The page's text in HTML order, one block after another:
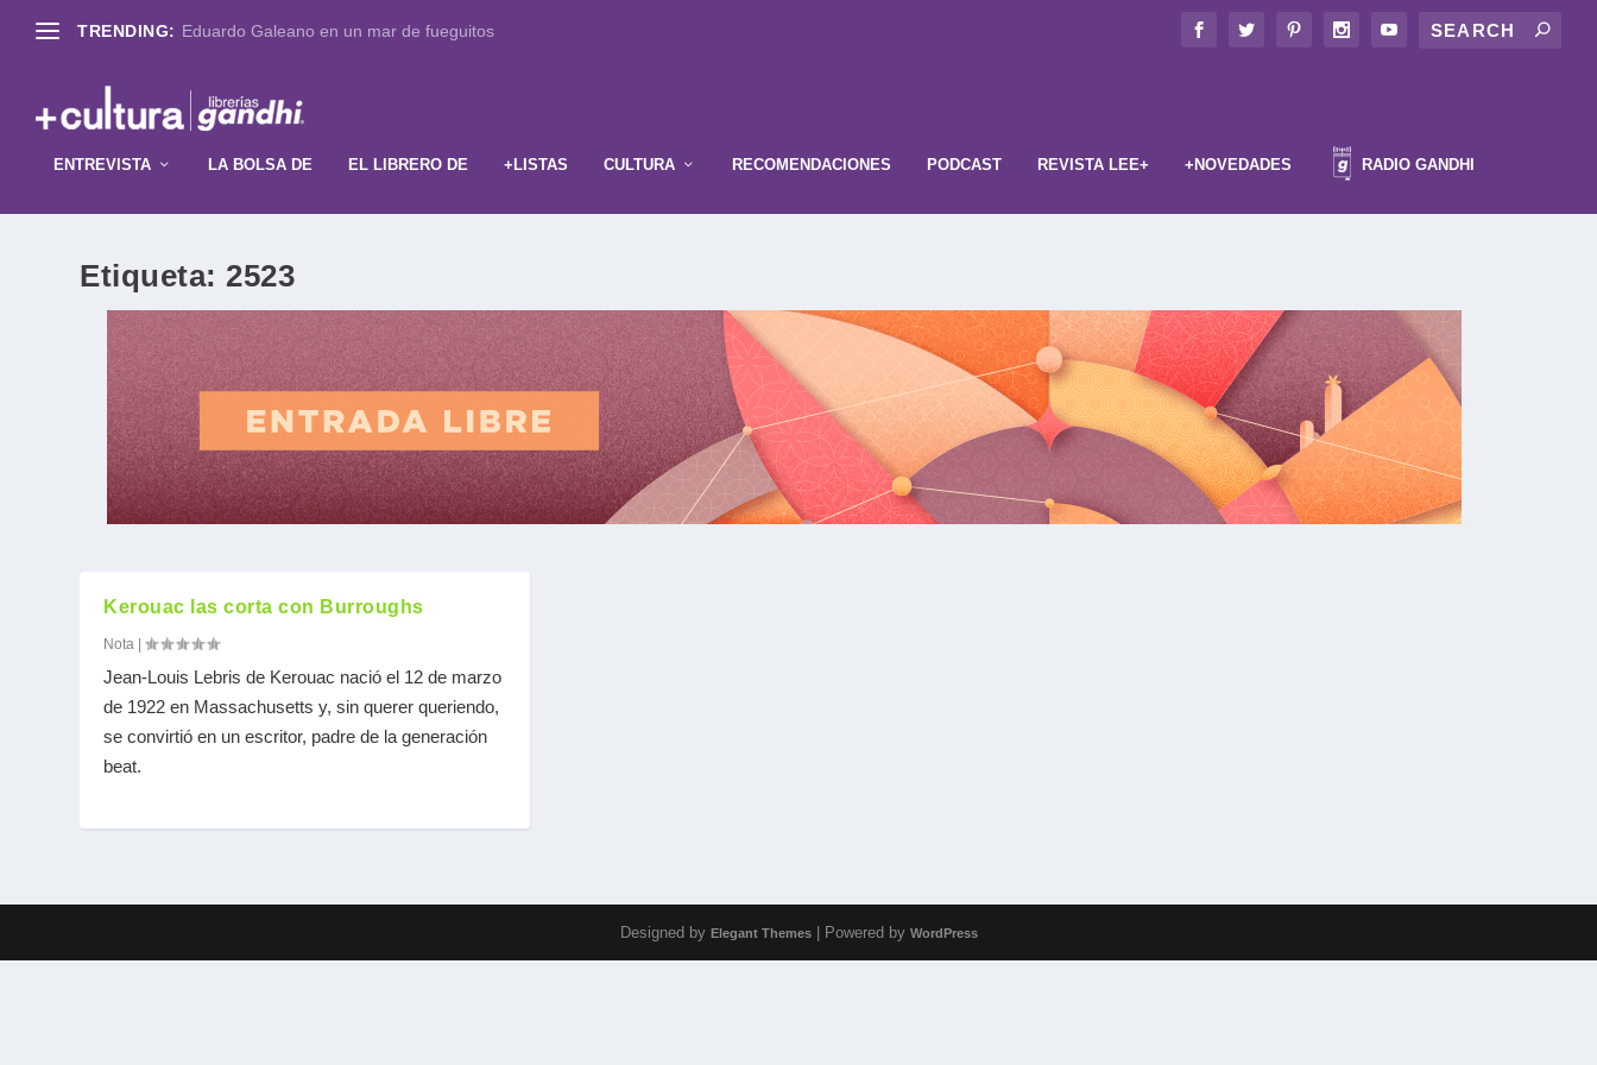
TRENDING: Eduardo Galeano en un mar de fueguitos
ENTREVISTA LA BOLSA DE EL LIBRERO DE +LISTAS CULTURA RECOMENDACIONES PODCAST REVISTA LEE+ +NOVEDADES RADIO GANDHI
Etiqueta: 2523
Kerouac las corta con Burroughs
Nota |
Jean-Louis Lebris de Kerouac nació el 12 de marzo
de 1922 en Massachusetts y, sin querer queriendo,
se convirtió en un escritor, padre de la generación
beat.
Designed by Elegant Themes| Powered by WordPress